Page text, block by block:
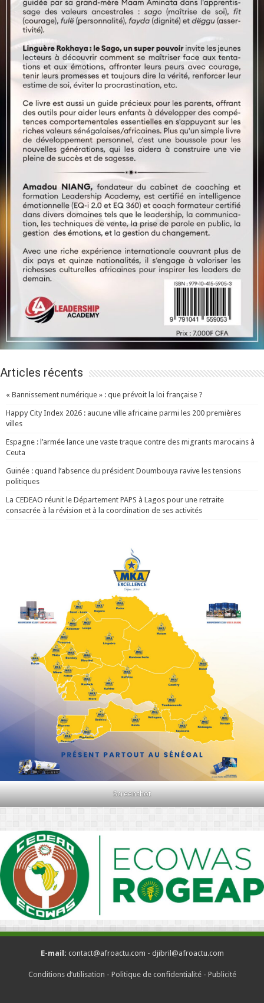
Articles récents
« Bannissement numérique » : que prévoit la loi française ?
Happy City Index 2026 : aucune ville africaine parmi les 200 premières
villes
Espagne : l’armée lance une vaste traque contre des migrants marocains à
Ceuta
Guinée : quand l’absence du président Doumbouya ravive les tensions
politiques
La CEDEAO réunit le Département PAPS à Lagos pour une retraite
consacrée à la révision et à la coordination de ses activités
Screenshot
E-mail: contact@afroactu.com - djibril@afroactu.com
Conditions d’utilisation - Politique de confidentialité- Publicité